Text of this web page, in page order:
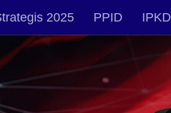
2025 PPID IPKD